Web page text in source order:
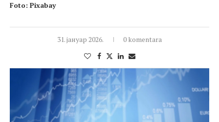
Foto: Pixabay
31. јануар 2026. 0 komentara